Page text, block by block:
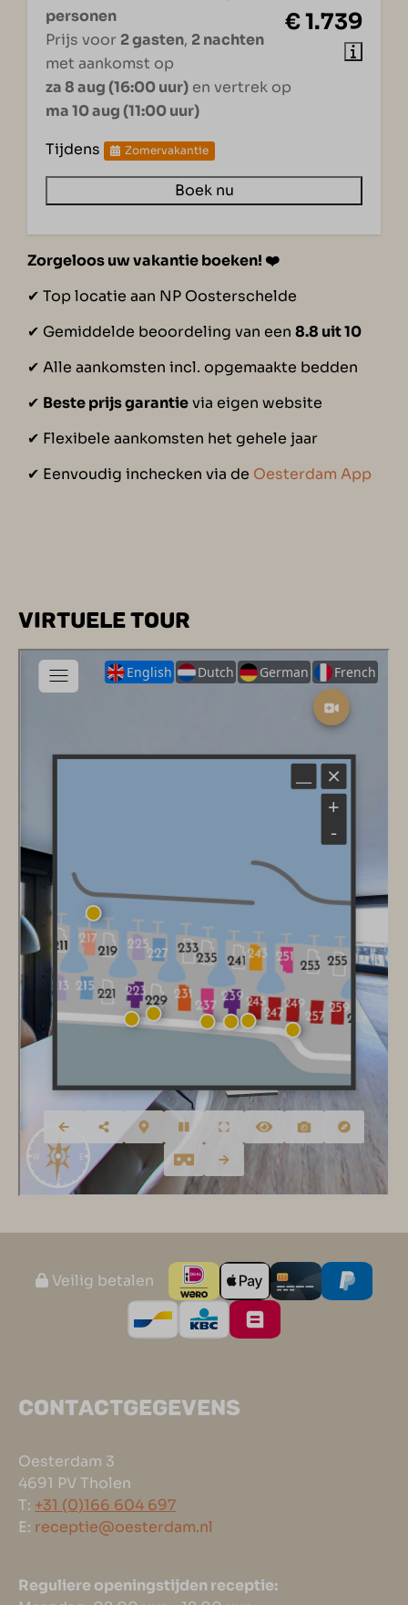
€ 1.739
personen
Prijs voor 2 gasten, 2 nachten
met aankomst op
za 8 aug (16:00 uur) en vertrek op
ma 10 aug (11:00 uur)
Tijdens
Zomervakantie
Boek nu
Zorgeloos uw vakantie boeken! ❤️
✔︎ Top locatie aan NP Oosterschelde
✔︎ Gemiddelde beoordeling van een 8.8 uit 10
✔︎ Alle aankomsten incl. opgemaakte bedden
✔︎ Beste prijs garantievia eigen website
✔︎ Flexibele aankomsten het gehele jaar
✔︎ Eenvoudig inchecken via de Oesterdam App
VIRTUELE TOUR
Veilig betalen
CONTACTGEGEVENS
Oesterdam 3
4691 PV Tholen
T: +31 (0)166 604 697
E: receptie@oesterdam.nl
Reguliere openingstijden receptie: